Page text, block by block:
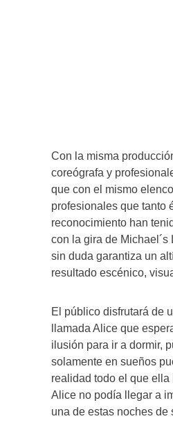
Con la misma
coreógrafa y
que con el mismo
profesionales que tanto
reconocimiento han
con la gira de Michael´s
sin duda garantiza un
resultado escénico,
El público disfrutará de
llamada Alice que
ilusión para ir a dormir,
solamente en sueños
realidad todo el que
Alice no podía llegar a
una de estas noches de